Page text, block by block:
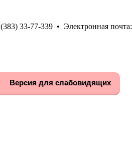
33-77-339 • Электронная почта:
Версия для слабовидящих